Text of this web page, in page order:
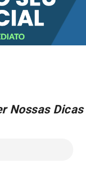
Nossas